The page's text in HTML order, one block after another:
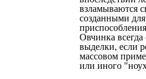
взламываются
созданными для
Овчинка всегда
выделки, если
массовом
или иного